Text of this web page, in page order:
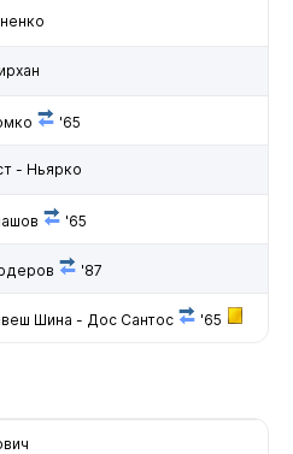
'65
- Ньярко
'65
'87
Шина - Дос Сантос '65